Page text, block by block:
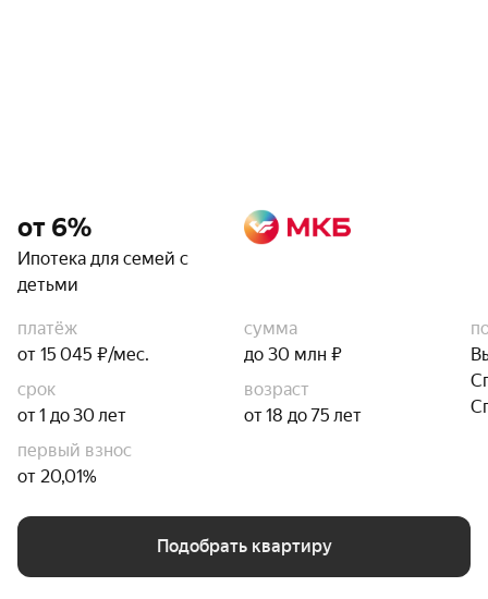
от 6%
Ипотека для семей с
детьми
платёж
от 15 045 ₽/мес.
сумма
до 30 млн ₽
срок
от 1 до 30 лет
возраст
от 18 до 75 лет
первый взнос
от 20,01%
Подобрать квартиру